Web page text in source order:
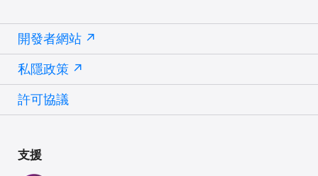
開發者網站
私隱政策
許可協議
支援